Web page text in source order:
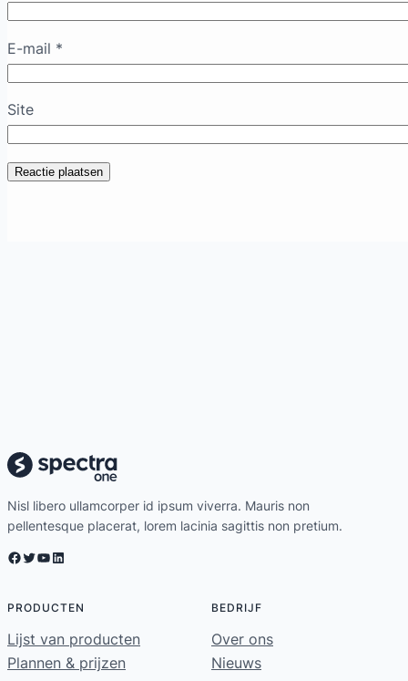
E-mail *
Site
Nisl libero ullamcorper id ipsum viverra. Mauris non
pellentesque placerat, lorem lacinia sagittis non pretium.
Facebook Twitter YouTube LinkedIn
PRODUCTEN
Lijst van producten
Plannen & prijzen
BEDRIJF
Over ons
Nieuws